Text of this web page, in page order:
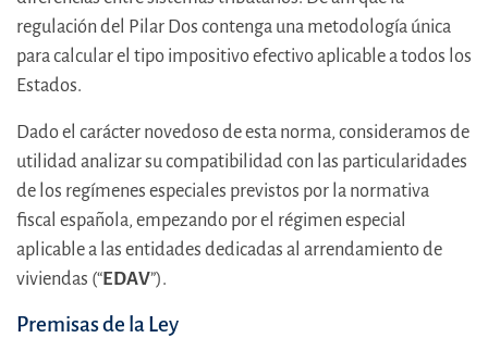
regulación del Pilar Dos contenga una metodología única
para calcular el tipo impositivo efectivo aplicable a todos los
Estados.
Dado el carácter novedoso de esta norma, consideramos de
utilidad analizar su compatibilidad con las particularidades
de los regímenes especiales previstos por la normativa
fiscal española, empezando por el régimen especial
aplicable a las entidades dedicadas al arrendamiento de
viviendas (“EDAV”).
Premisas de la Ley